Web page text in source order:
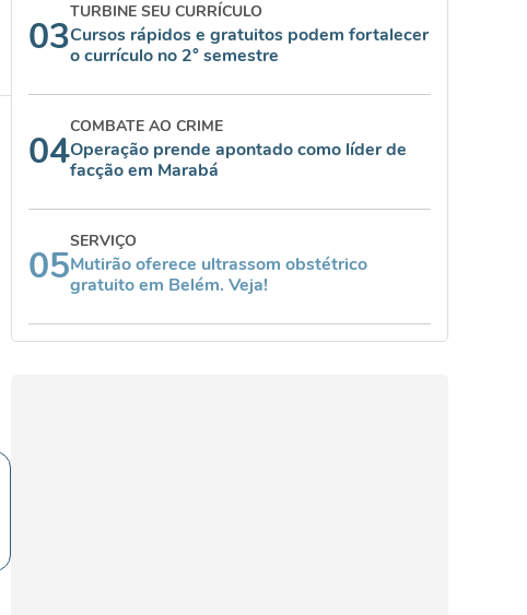
03
TURBINE SEU CURRÍCULO
Cursos rápidos e gratuitos podem fortalecer
o currículo no 2° semestre
04
COMBATE AO CRIME
Operação prende apontado como líder de
facção em Marabá
05
SERVIÇO
Mutirão oferece ultrassom obstétrico
gratuito em Belém. Veja!